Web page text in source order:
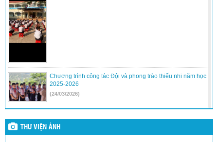
Chương trình công tác Đội và phong trào thiếu nhi năm học
2025-2026
(24/03/2026)
(24/03/2026)
THƯ VIỆN ẢNH